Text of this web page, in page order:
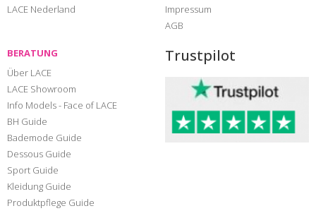
LACE Nederland
Impressum
AGB
BERATUNG
Über LACE
LACE Showroom
Info Models - Face of LACE
BH Guide
Bademode Guide
Dessous Guide
Sport Guide
Kleidung Guide
Produktpflege Guide
Trustpilot